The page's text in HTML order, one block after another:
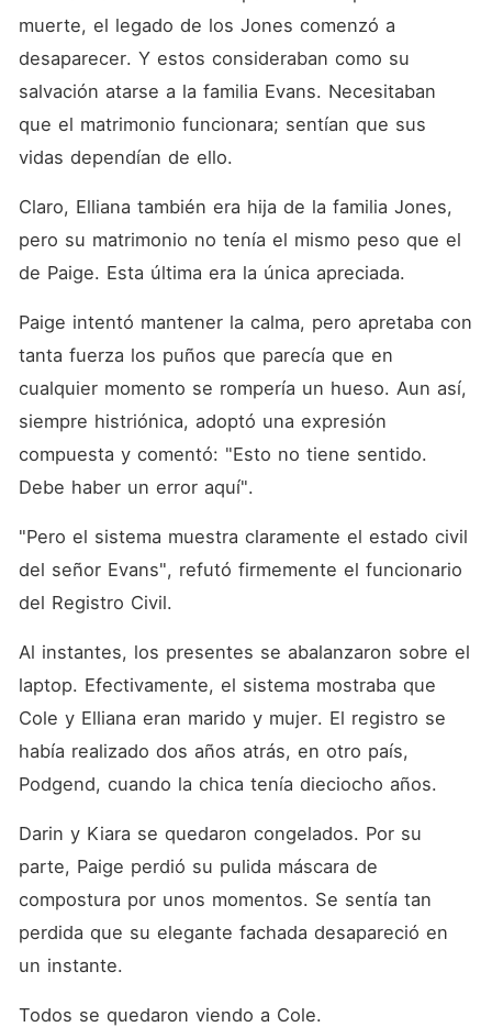
muerte, el legado de los Jones comenzó a
desaparecer. Y estos consideraban como su
salvación atarse a la familia Evans. Necesitaban
que el matrimonio funcionara; sentían que sus
vidas dependían de ello.
Claro, Elliana también era hija de la familia Jones,
pero su matrimonio no tenía el mismo peso que el
de Paige. Esta última era la única apreciada.
Paige intentó mantener la calma, pero apretaba con
tanta fuerza los puños que parecía que en
cualquier momento se rompería un hueso. Aun así,
siempre histriónica, adoptó una expresión
compuesta y comentó: "Esto no tiene sentido.
Debe haber un error aquí".
"Pero el sistema muestra claramente el estado civil
del señor Evans", refutó firmemente el funcionario
del Registro Civil.
Al instantes, los presentes se abalanzaron sobre el
laptop. Efectivamente, el sistema mostraba que
Cole y Elliana eran marido y mujer. El registro se
había realizado dos años atrás, en otro país,
Podgend, cuando la chica tenía dieciocho años.
Darin y Kiara se quedaron congelados. Por su
parte, Paige perdió su pulida máscara de
compostura por unos momentos. Se sentía tan
perdida que su elegante fachada desapareció en
un instante.
Todos se quedaron viendo a Cole.